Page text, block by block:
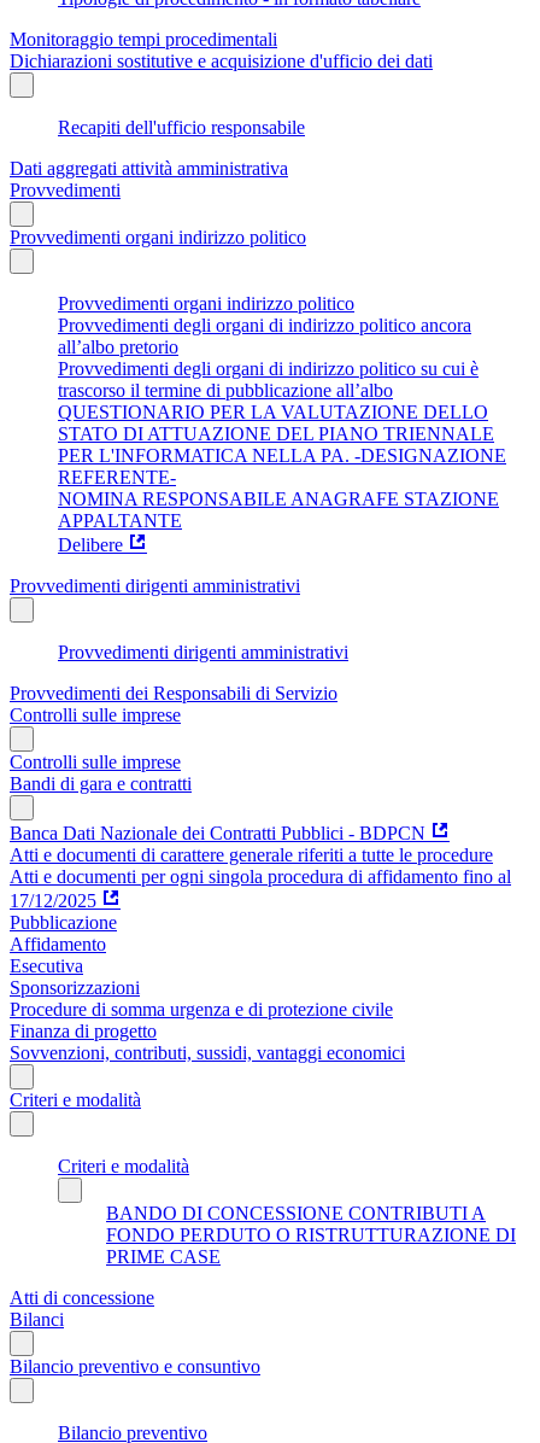
Monitoraggio tempi procedimentali
Dichiarazioni sostitutive e acquisizione d'ufficio dei dati
Recapiti dell'ufficio responsabile
Dati aggregati attività amministrativa
Provvedimenti
Provvedimenti organi indirizzo politico
Provvedimenti organi indirizzo politico
Provvedimenti degli organi di indirizzo politico ancora
all’albo pretorio
Provvedimenti degli organi di indirizzo politico su cui è
trascorso il termine di pubblicazione all’albo
QUESTIONARIO PER LA VALUTAZIONE DELLO
STATO DI ATTUAZIONE DEL PIANO TRIENNALE
PER L'INFORMATICA NELLA PA. -DESIGNAZIONE
REFERENTE-
NOMINA RESPONSABILE ANAGRAFE STAZIONE
APPALTANTE
Delibere
Provvedimenti dirigenti amministrativi
Provvedimenti dirigenti amministrativi
Provvedimenti dei Responsabili di Servizio
Controlli sulle imprese
Controlli sulle imprese
Bandi di gara e contratti
Banca Dati Nazionale dei Contratti Pubblici - BDPCN
Atti e documenti di carattere generale riferiti a tutte le procedure
Atti e documenti per ogni singola procedura di affidamento fino al
17/12/2025
Pubblicazione
Affidamento
Esecutiva
Sponsorizzazioni
Procedure di somma urgenza e di protezione civile
Finanza di progetto
Sovvenzioni, contributi, sussidi, vantaggi economici
Criteri e modalità
Criteri e modalità
BANDO DI CONCESSIONE CONTRIBUTI A
FONDO PERDUTO O RISTRUTTURAZIONE DI
PRIME CASE
Atti di concessione
Bilanci
Bilancio preventivo e consuntivo
Bilancio preventivo